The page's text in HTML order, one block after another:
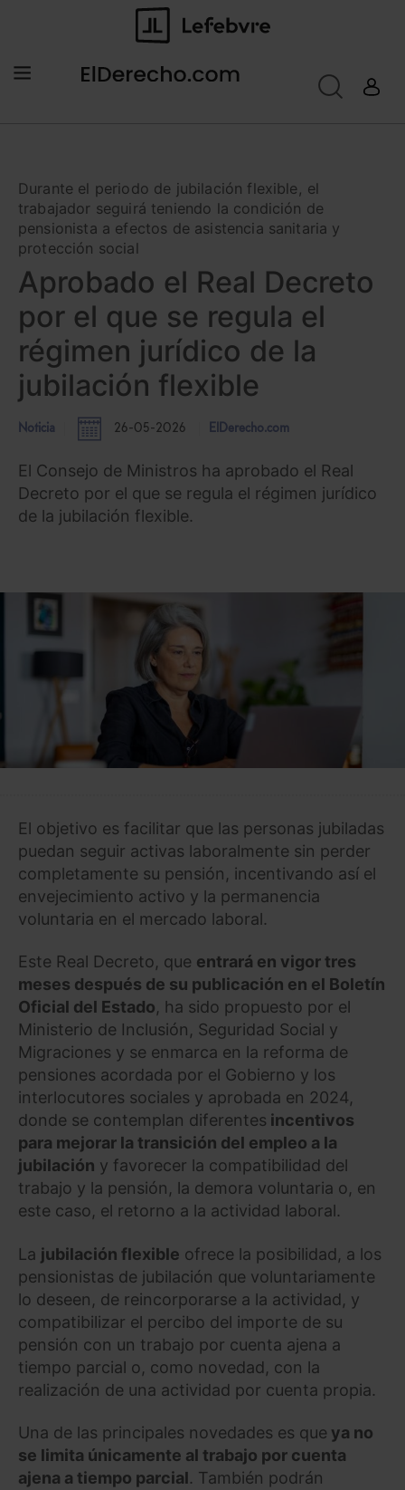
Durante el periodo de jubilación flexible, el
trabajador seguirá teniendo la condición de
pensionista a efectos de asistencia sanitaria y
protección social
Aprobado el Real Decreto
por el que se regula el
régimen jurídico de la
jubilación flexible
Noticia 26-05-2026 ElDerecho.com
El Consejo de Ministros ha aprobado el Real
Decreto por el que se regula el régimen jurídico
de la jubilación flexible.
El objetivo es facilitar que las personas jubiladas
puedan seguir activas laboralmente sin perder
completamente su pensión, incentivando así el
envejecimiento activo y la permanencia
voluntaria en el mercado laboral.
Este Real Decreto, que entrará en vigor tres
meses después de su publicación en el Boletín
Oficial del Estado, ha sido propuesto por el
Ministerio de Inclusión, Seguridad Social y
Migraciones y se enmarca en la reforma de
pensiones acordada por el Gobierno y los
interlocutores sociales y aprobada en 2024,
donde se contemplan diferentes incentivos
para mejorar la transición del empleo a la
jubilación y favorecer la compatibilidad del
trabajo y la pensión, la demora voluntaria o, en
este caso, el retorno a la actividad laboral.
La jubilación flexible ofrece la posibilidad, a los
pensionistas de jubilación que voluntariamente
lo deseen, de reincorporarse a la actividad, y
compatibilizar el percibo del importe de su
pensión con un trabajo por cuenta ajena a
tiempo parcial o, como novedad, con la
realización de una actividad por cuenta propia.
Una de las principales novedades es que ya no
se limita únicamente al trabajo por cuenta
ajena a tiempo parcial. También podrán